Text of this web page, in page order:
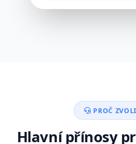
PROČ
Hlavní přínosy